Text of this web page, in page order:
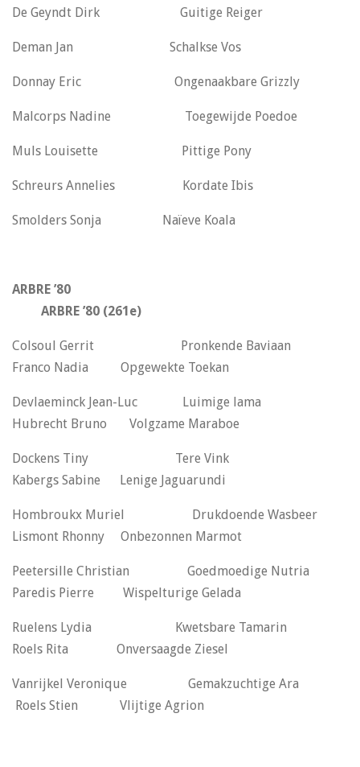
De Geyndt Dirk Guitige Reiger
Deman Jan Schalkse Vos
Donnay Eric Ongenaakbare Grizzly
Malcorps Nadine Toegewijde Poedoe
Muls Louisette Pittige Pony
Schreurs Annelies Kordate Ibis
Smolders Sonja Naïeve Koala
ARBRE ’80
ARBRE ’80 (261e)
Colsoul Gerrit Pronkende Baviaan
Franco Nadia Opgewekte Toekan
Devlaeminck Jean-Luc Luimige lama
Hubrecht Bruno Volgzame Maraboe
Dockens Tiny Tere Vink
Kabergs Sabine Lenige Jaguarundi
Hombroukx Muriel Drukdoende Wasbeer
Lismont Rhonny Onbezonnen Marmot
Peetersille Christian Goedmoedige Nutria
Paredis Pierre Wispelturige Gelada
Ruelens Lydia Kwetsbare Tamarin
Roels Rita Onversaagde Ziesel
Vanrijkel Veronique Gemakzuchtige Ara
Roels Stien Vlijtige Agrion